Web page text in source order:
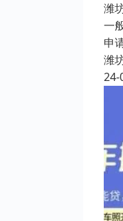
潍
一
申
潍
24-